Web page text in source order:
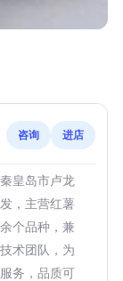
咨询 进店
皇岛市卢龙
，主营红薯
个品种，兼
术团队，为
务，品质可